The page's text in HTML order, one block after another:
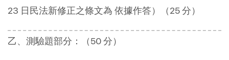
23 日民法新修正之條文為 依據作答）（25 分）
乙、測驗題部分：（50 分）